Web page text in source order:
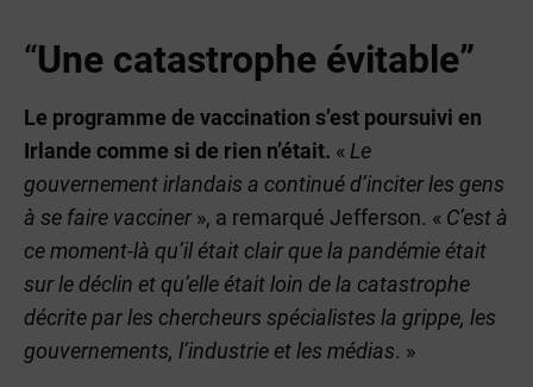
“Une catastrophe évitable”
Le programme de vaccination s’est poursuivi en
Irlande comme si de rien n’était. « Le
gouvernement irlandais a continué d’inciter les gens
à se faire vacciner », a remarqué Jefferson. « C’est à
ce moment-là qu’il était clair que la pandémie était
sur le déclin et qu’elle était loin de la catastrophe
décrite par les chercheurs spécialistes la grippe, les
gouvernements, l’industrie et les médias. »